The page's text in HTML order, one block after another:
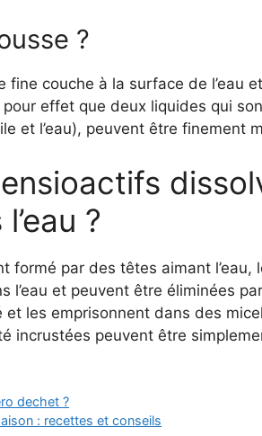
?
fine couche à la surface de l’eau
pour effet que deux liquides qui
et l’eau), peuvent être finement
?
formé par des têtes aimant
l’eau et peuvent être éliminées
et les emprisonnent dans des
incrustées peuvent être
dechet ?
: recettes et conseils